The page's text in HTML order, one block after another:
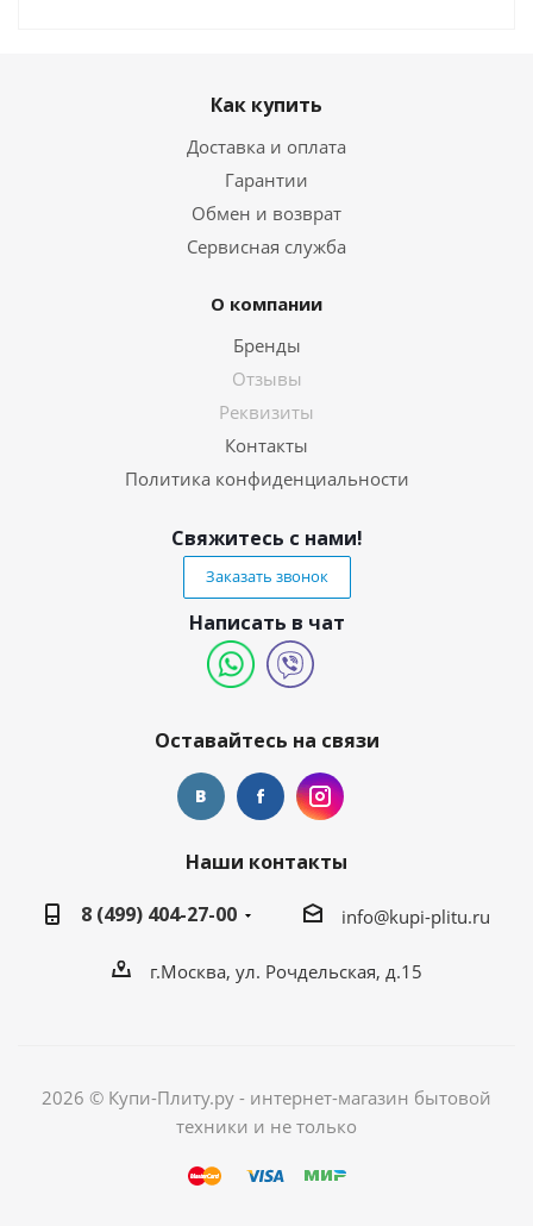
Как купить
Доставка и оплата
Гарантии
Обмен и возврат
Сервисная служба
О компании
Бренды
Отзывы
Реквизиты
Контакты
Политика конфиденциальности
Свяжитесь с нами!
Заказать звонок
Написать в чат
Оставайтесь на связи
Наши контакты
8 (499) 404-27-00
info@kupi-plitu.ru
г.Москва, ул. Рочдельская, д.15
2026 © Купи-Плиту.ру - интернет-магазин бытовой
техники и не только